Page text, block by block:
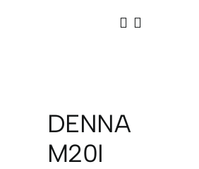
DENNA
M20I